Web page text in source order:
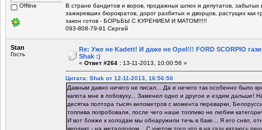
Offline
В стране бандитов и воров, продажных шлюх и депутатов, забытых
зажиревших бюрократов, дорог разбитых и дворцов, растущих как
закон готов - БОРЬБЫ С КУРЕНИЕМ И МАТОМ!!!!!
093-808-79-91 Сергей
Stan
Гость
Re: Уже не Kadett! И даже не Opel!!! FORD SCORPIO
Shak :)
« Ответ #264 : 13-11-2013, 10:00:56 »
Цитата: Shak от 12-11-2013, 16:56:50
Давным давно ничего не писал... Да и нечего так особенно было
капота мне в лобовуху... Заменил одно и другое и ездим дальше!
десятка полтора тысяч километров с момента переварки,
топлива попробовали, после чего наше топливо не любим
И вот ближе к холодам мы обнаружили течь в баке... Я его снял,
вердикт - на металлолом... С учетом того что я на газу катаюсь